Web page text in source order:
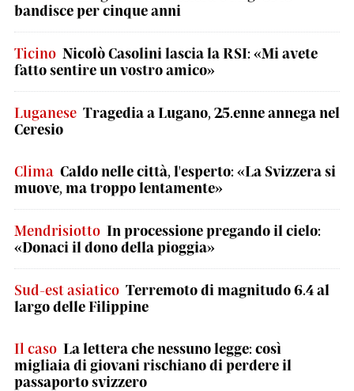
bandisce per cinque anni
Ticino Nicolò Casolini lascia la RSI: «Mi avete
fatto sentire un vostro amico»
Luganese Tragedia a Lugano, 25.enne annega nel
Ceresio
Clima Caldo nelle città, l'esperto: «La Svizzera si
muove, ma troppo lentamente»
Mendrisiotto In processione pregando il cielo:
«Donaci il dono della pioggia»
Sud-est asiatico Terremoto di magnitudo 6.4 al
largo delle Filippine
Il caso La lettera che nessuno legge: così
migliaia di giovani rischiano di perdere il
passaporto svizzero